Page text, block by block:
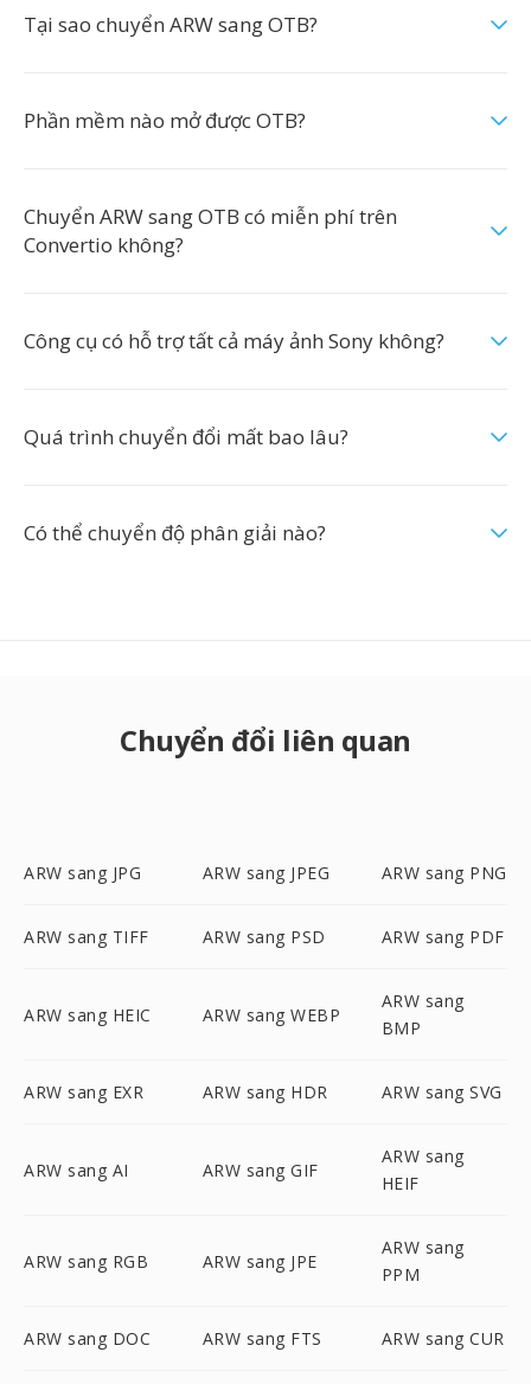
Tại sao chuyển ARW sang OTB?
Phần mềm nào mở được OTB?
Chuyển ARW sang OTB có miễn phí trên
Convertio không?
Công cụ có hỗ trợ tất cả máy ảnh Sony không?
Quá trình chuyển đổi mất bao lâu?
Có thể chuyển độ phân giải nào?
Chuyển đổi liên quan
ARW sang JPG ARW sang JPEG ARW sang PNG
ARW sang TIFF ARW sang PSD ARW sang PDF
ARW sang HEIC ARW sang WEBP
ARW sang
BMP
ARW sang EXR ARW sang HDR ARW sang SVG
ARW sang AI ARW sang GIF
ARW sang
HEIF
ARW sang RGB ARW sang JPE
ARW sang
PPM
ARW sang DOC ARW sang FTS ARW sang CUR